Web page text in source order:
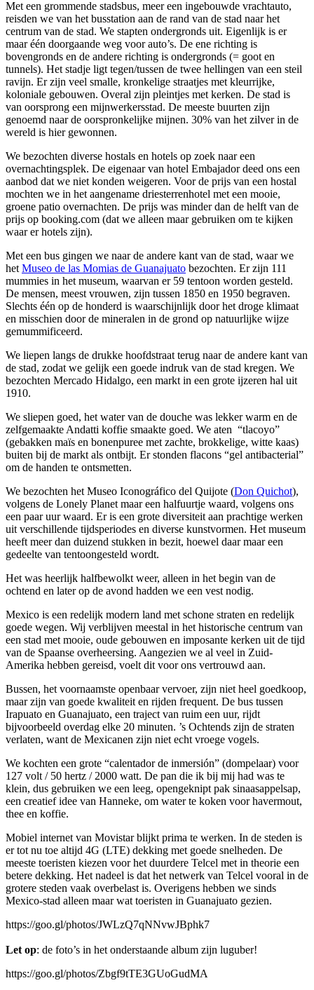
Met een grommende stadsbus, meer een ingebouwde vrachtauto,
reisden we van het busstation aan de rand van de stad naar het
centrum van de stad. We stapten ondergronds uit. Eigenlijk is er
maar één doorgaande weg voor auto’s. De ene richting is
bovengronds en de andere richting is ondergronds (= goot en
tunnels). Het stadje ligt tegen/tussen de twee hellingen van een steil
ravijn. Er zijn veel smalle, kronkelige straatjes met kleurrijke,
koloniale gebouwen. Overal zijn pleintjes met kerken. De stad is
van oorsprong een mijnwerkersstad. De meeste buurten zijn
genoemd naar de oorspronkelijke mijnen. 30% van het zilver in de
wereld is hier gewonnen.
We bezochten diverse hostals en hotels op zoek naar een
overnachtingsplek. De eigenaar van hotel Embajador deed ons een
aanbod dat we niet konden weigeren. Voor de prijs van een hostal
mochten we in het aangename driesterrenhotel met een mooie,
groene patio overnachten. De prijs was minder dan de helft van de
prijs op booking.com (dat we alleen maar gebruiken om te kijken
waar er hotels zijn).
Met een bus gingen we naar de andere kant van de stad, waar we
het Museo de las Momias de Guanajuato bezochten. Er zijn 111
mummies in het museum, waarvan er 59 tentoon worden gesteld.
De mensen, meest vrouwen, zijn tussen 1850 en 1950 begraven.
Slechts één op de honderd is waarschijnlijk door het droge klimaat
en misschien door de mineralen in de grond op natuurlijke wijze
gemummificeerd.
We liepen langs de drukke hoofdstraat terug naar de andere kant van
de stad, zodat we gelijk een goede indruk van de stad kregen. We
bezochten Mercado Hidalgo, een markt in een grote ijzeren hal uit
1910.
We sliepen goed, het water van de douche was lekker warm en de
zelfgemaakte Andatti koffie smaakte goed. We aten “tlacoyo”
(gebakken maïs en bonenpuree met zachte, brokkelige, witte kaas)
buiten bij de markt als ontbijt. Er stonden flacons “gel antibacterial”
om de handen te ontsmetten.
We bezochten het Museo Iconográfico del Quijote (Don Quichot),
volgens de Lonely Planet maar een halfuurtje waard, volgens ons
een paar uur waard. Er is een grote diversiteit aan prachtige werken
uit verschillende tijdsperiodes en diverse kunstvormen. Het museum
heeft meer dan duizend stukken in bezit, hoewel daar maar een
gedeelte van tentoongesteld wordt.
Het was heerlijk halfbewolkt weer, alleen in het begin van de
ochtend en later op de avond hadden we een vest nodig.
Mexico is een redelijk modern land met schone straten en redelijk
goede wegen. Wij verblijven meestal in het historische centrum van
een stad met mooie, oude gebouwen en imposante kerken uit de tijd
van de Spaanse overheersing. Aangezien we al veel in Zuid-
Amerika hebben gereisd, voelt dit voor ons vertrouwd aan.
Bussen, het voornaamste openbaar vervoer, zijn niet heel goedkoop,
maar zijn van goede kwaliteit en rijden frequent. De bus tussen
Irapuato en Guanajuato, een traject van ruim een uur, rijdt
bijvoorbeeld overdag elke 20 minuten. ’s Ochtends zijn de straten
verlaten, want de Mexicanen zijn niet echt vroege vogels.
We kochten een grote “calentador de inmersión” (dompelaar) voor
127 volt / 50 hertz / 2000 watt. De pan die ik bij mij had was te
klein, dus gebruiken we een leeg, opengeknipt pak sinaasappelsap,
een creatief idee van Hanneke, om water te koken voor havermout,
thee en koffie.
Mobiel internet van Movistar blijkt prima te werken. In de steden is
er tot nu toe altijd 4G (LTE) dekking met goede snelheden. De
meeste toeristen kiezen voor het duurdere Telcel met in theorie een
betere dekking. Het nadeel is dat het netwerk van Telcel vooral in de
grotere steden vaak overbelast is. Overigens hebben we sinds
Mexico-stad alleen maar wat toeristen in Guanajuato gezien.
https://goo.gl/photos/JWLzQ7qNNvwJBphk7
Let op: de foto’s in het onderstaande album zijn luguber!
https://goo.gl/photos/Zbgf9tTE3GUoGudMA